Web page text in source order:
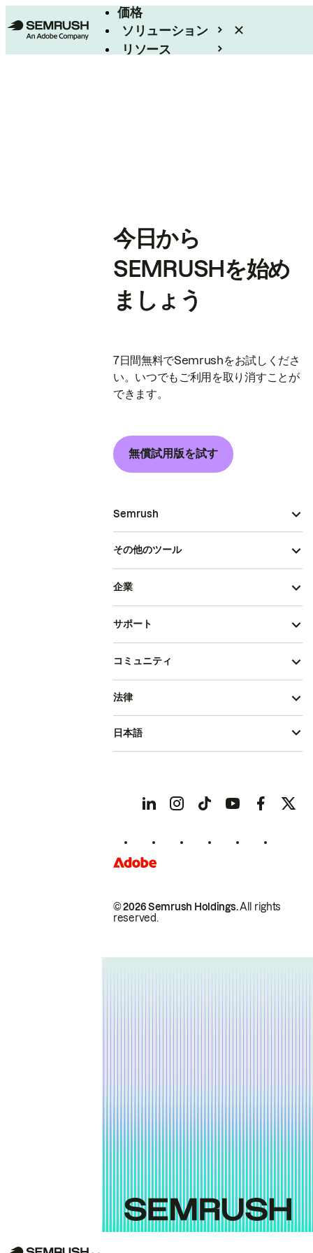
価格
ソリューション
リソース
今日から
SEMRUSHを始め
ましょう
7日間無料でSemrushをお試しくださ
い。いつでもご利用を取り消すことが
できます。
無償試用版を試す
Semrush
その他のツール
企業
サポート
コミュニティ
© 2026 Semrush Holdings.All rights
reserved.
法律
日本語